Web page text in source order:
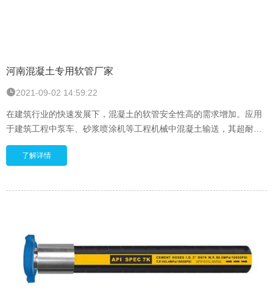
河南混凝土专用软管厂家
2021-09-02 14:59:22
在建筑行业的快速发展下，混凝土的软管安全性高的需求增加。应用
于建筑工程中泵车、砂浆喷涂机等工程机械中混凝土输送，其超耐磨
的性能使其使用寿命延长至普通混凝土输送管的数倍，利通科技流体
连接件及橡胶软管严格执行，完全符合国家/国际最新行业的标准，保
了解详情